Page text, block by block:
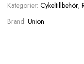
Kategorier: Cykeltillbehör,
Brand: Union